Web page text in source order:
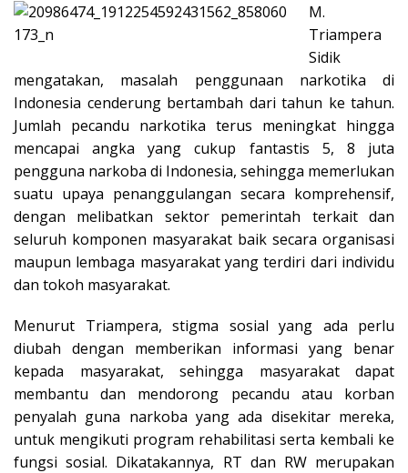
M.
Triampera
Sidik
mengatakan, masalah penggunaan narkotika di
Indonesia cenderung bertambah dari tahun ke tahun.
Jumlah pecandu narkotika terus meningkat hingga
mencapai angka yang cukup fantastis 5, 8 juta
pengguna narkoba di Indonesia, sehingga memerlukan
suatu upaya penanggulangan secara komprehensif,
dengan melibatkan sektor pemerintah terkait dan
seluruh komponen masyarakat baik secara organisasi
maupun lembaga masyarakat yang terdiri dari individu
dan tokoh masyarakat.
Menurut Triampera, stigma sosial yang ada perlu
diubah dengan memberikan informasi yang benar
kepada masyarakat, sehingga masyarakat dapat
membantu dan mendorong pecandu atau korban
penyalah guna narkoba yang ada disekitar mereka,
untuk mengikuti program rehabilitasi serta kembali ke
fungsi sosial. Dikatakannya, RT dan RW merupakan